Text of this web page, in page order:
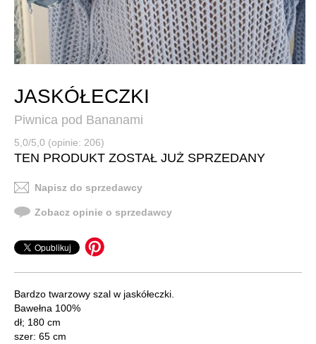
JASKÓŁECZKI
Piwnica pod Bananami
5,0/5,0 (opinie: 206)
TEN PRODUKT ZOSTAŁ JUŻ SPRZEDANY
Napisz do sprzedawcy
Zobacz opinie o sprzedawcy
Bardzo twarzowy szal w jaskółeczki.
Bawełna 100%
dł; 180 cm
szer: 65 cm